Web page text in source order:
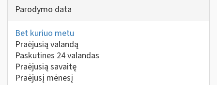
Parodymo data
Bet kuriuo metu
Praėjusią valandą
Paskutines 24 valandas
Praėjusią savaitę
Praėjusį mėnesį